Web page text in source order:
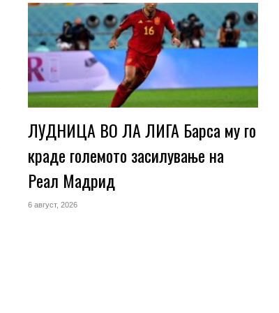
ЛУДНИЦА ВО ЛА ЛИГА Барса му го
краде големото засилување на
Реал Мадрид
6 август, 2026